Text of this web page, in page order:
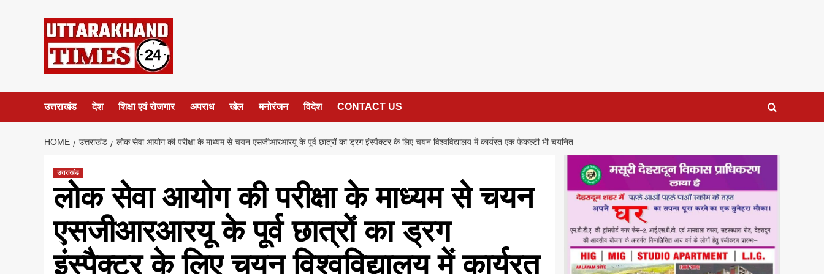
उत्तराखंड देश शिक्षा एवं रोजगार अपराध खेल मनोरंजन विदेश CONTACT US
HOME उत्तराखंड लोेक सेवा आयोग की परीक्षा के माध्यम से चयन एसजीआरआरयू के पूर्व छात्रों का ड्रग इंस्पैक्टर के लिए चयन विश्वविद्यालय में कार्यरत एक फेकल्टी भी चयनित
उत्तराखंड
लोेक सेवा आयोग की परीक्षा के माध्यम से चयन
एसजीआरआरयू के पूर्व छात्रों का ड्रग
इंस्पैक्टर के लिए चयन विश्वविद्यालय में कार्यरत